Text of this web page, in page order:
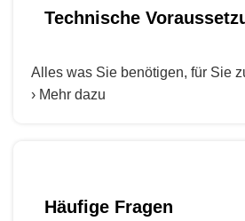
Technische
Alles was Sie benötigen, für Sie
› Mehr dazu
Häufige Fragen